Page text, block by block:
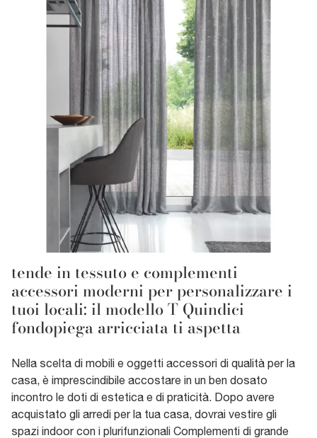
tende in tessuto e complementi
accessori moderni per personalizzare i
tuoi locali: il modello T Quindici
fondopiega arricciata ti aspetta
Nella scelta di mobili e oggetti accessori di qualità per la
casa, è imprescindibile accostare in un ben dosato
incontro le doti di estetica e di praticità. Dopo avere
acquistato gli arredi per la tua casa, dovrai vestire gli
spazi indoor con i plurifunzionali Complementi di grande